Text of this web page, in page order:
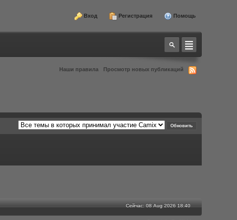
Вход Регистрация Помощь
Наши правила Просмотр новых публикаций
Сейчас: 08 Aug 2026 18:40